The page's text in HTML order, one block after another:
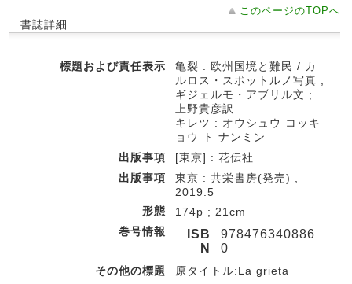
このページのTOPへ
書誌詳細
標題および責任表示
亀裂 : 欧州国境と難民 / カ
ルロス・スポットルノ写真 ;
ギジェルモ・アブリル文 ;
上野貴彦訳
キレツ : オウシュウ コッキ
ョウ ト ナンミン
出版事項
[東京] : 花伝社
出版事項
東京 : 共栄書房(発売) ,
2019.5
形態
174p ; 21cm
巻号情報
ISB
N
978476340886
0
その他の標題
原タイトル:La grieta